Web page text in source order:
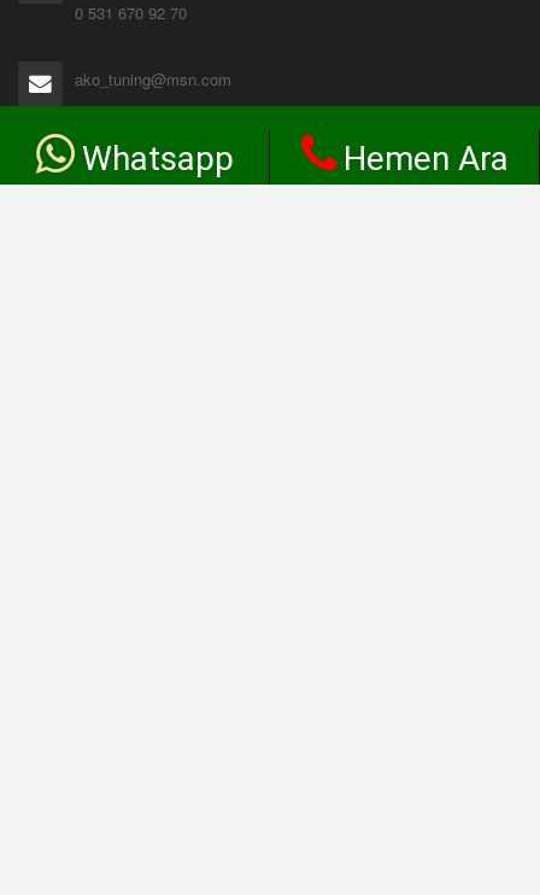
0 531 670 92 70
ako_tuning@msn.com
SATIŞ SERVISI
Hesabım
Whatsapp Hemen Ara
Sincan Diş